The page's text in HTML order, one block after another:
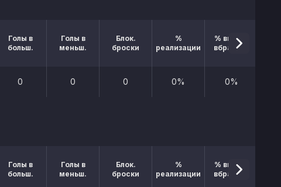
Голы в
больш.
Голы в
меньш.
Блок.
броски
%
реализации
% выигр.
вбрасыв.
0 0 0 0% 0%
Голы в
больш.
Голы в
меньш.
Блок.
броски
%
реализации
% выигр.
вбрасыв.